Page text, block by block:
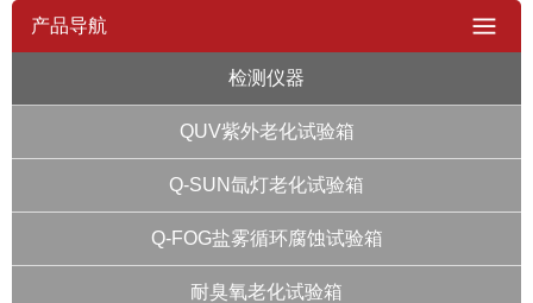
产品导航
检测仪器
QUV紫外老化试验箱
Q-SUN氙灯老化试验箱
Q-FOG盐雾循环腐蚀试验箱
耐臭氧老化试验箱